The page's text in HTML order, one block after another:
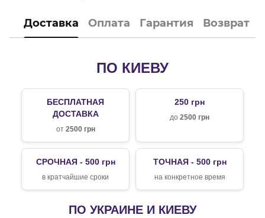
Доставка Оплата Гарантия Возврат
ПО КИЕВУ
БЕСПЛАТНАЯ
ДОСТАВКА
от 2500 грн
250 грн
до 2500 грн
СРОЧНАЯ - 500 грн
в кратчайшие сроки
ТОЧНАЯ - 500 грн
на конкретное время
ПО УКРАИНЕ И КИЕВУ